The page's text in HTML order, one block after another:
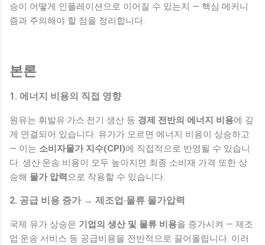
승이 어떻게 인플레이션으로 이어질 수 있는지 — 핵심 메커니
즘과 주의해야 할 점을 정리합니다.
본론
1. 에너지 비용의 직접 영향
원유는 휘발유·가스·전기 생산 등 경제 전반의 에너지 비용에 깊
게 연결되어 있습니다. 유가가 오르면 에너지 비용이 상승하고
— 이는 소비자물가 지수(CPI)에 직접적으로 반영될 수 있습니
다. 생산·운송 비용이 모두 높아지면 최종 소비재 가격 또한 상
승해 물가 압력 으로 작용할 수 있습니다.
2. 공급 비용 증가 → 제조업·물류 물가압력
국제 유가 상승은 기업의 생산 및 물류 비용을 증가시켜 — 제조
업·운송 서비스 등 공급비용을 전반적으로 끌어올립니다. 이러